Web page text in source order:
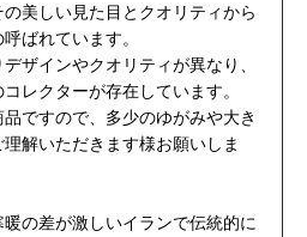
美しい見た目とクオリティから
ばれています。
ザインやクオリティが異なり、
レクターが存在しています。
ですので、多少のゆがみや大き
解いただきます様お願いしま
の差が激しいイランで伝統的に